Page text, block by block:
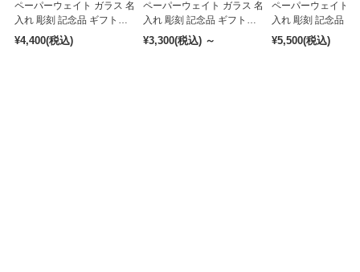
ペーパーウェイト ガラス 名
入れ 彫刻 記念品 ギフト
［pa-9］
¥4,400(税込)
ペーパーウェイト ガラス 名
入れ 彫刻 記念品 ギフト
［pa-3］
¥3,300(税込) ～
ペーパーウェイト
入れ 彫刻 記念品 ギ
［pa-15］
¥5,500(税込)